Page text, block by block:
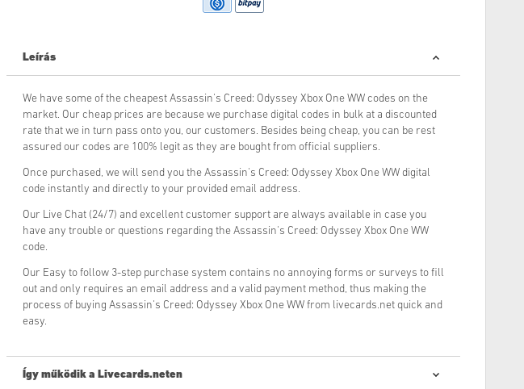
Leírás
We have some of the cheapest Assassin's Creed: Odyssey Xbox One WW codes on the
market. Our cheap prices are because we purchase digital codes in bulk at a discounted
rate that we in turn pass onto you, our customers. Besides being cheap, you can be rest
assured our codes are 100% legit as they are bought from official suppliers.
Once purchased, we will send you the Assassin's Creed: Odyssey Xbox One WW digital
code instantly and directly to your provided email address.
Our Live Chat (24/7) and excellent customer support are always available in case you
have any trouble or questions regarding the Assassin's Creed: Odyssey Xbox One WW
code.
Our Easy to follow 3-step purchase system contains no annoying forms or surveys to fill
out and only requires an email address and a valid payment method, thus making the
process of buying Assassin's Creed: Odyssey Xbox One WW from livecards.net quick and
easy.
Így működik a Livecards.neten